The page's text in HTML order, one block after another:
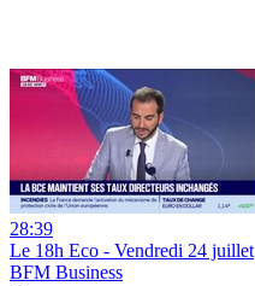
28:39
Le 18h Eco - Vendredi 24 juillet
BFM Business